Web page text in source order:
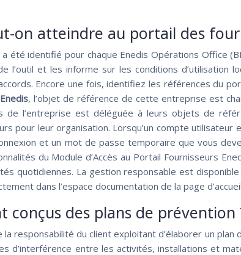
on atteindre au portail des
été identifié pour chaque Enedis Opérations Office
l’outil et les informe sur les conditions
Encore une fois, identifiez les références du
, l’objet de référence de cette entreprise est
de l’entreprise est déléguée à leurs objets de
pour leur organisation. Lorsqu’un compte
et un mot de passe temporaire que vous
du Module d’Accès au Portail Fournisseurs
quotidiennes. La gestion responsable est
dans l’espace documentation de la page
conçus des plans de prévention
la responsabilité du client exploitant d’élaborer un
d’interférence entre les activités, installations et